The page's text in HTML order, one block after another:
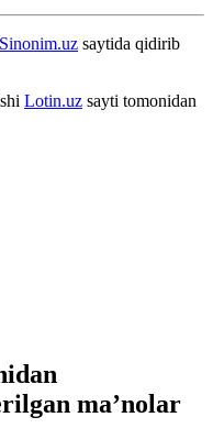
Sinonim.uz saytida qidirib
Lotin.uz sayti tomonidan
ma’nolar